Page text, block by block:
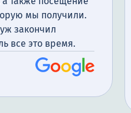
мы получили.
закончил
все это время.